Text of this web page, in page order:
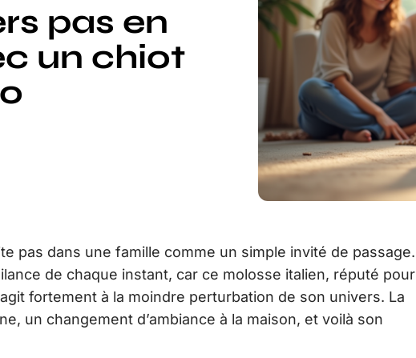
pas en
un chiot
pas dans une famille comme un simple invité de passage.
de chaque instant, car ce molosse italien, réputé pour
fortement à la moindre perturbation de son univers. La
un changement d’ambiance à la maison, et voilà son